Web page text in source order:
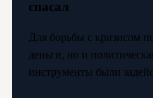
спасал
Для борьбы с кризисом
деньги, но и
инструменты были